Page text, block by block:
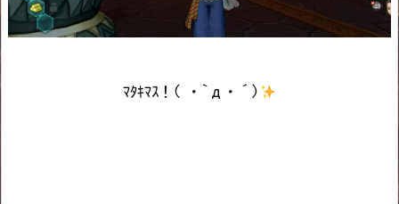
ﾏﾀｷﾏｽ！( ・`д・´)